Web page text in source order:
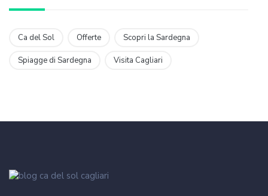
Ca del Sol Offerte Scopri la Sardegna
Spiagge di Sardegna Visita Cagliari